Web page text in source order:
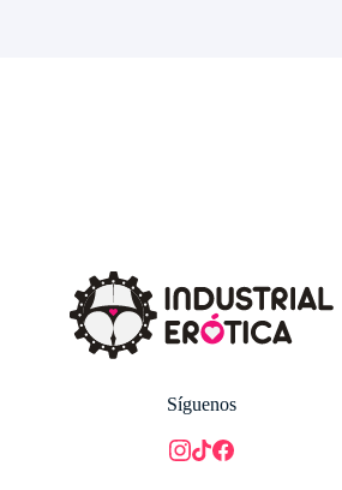
Síguenos